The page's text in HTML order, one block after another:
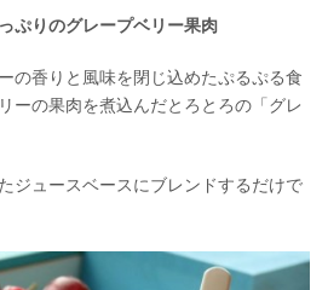
ぷりのグレープベリー果肉
の香りと風味を閉じ込めたぷるぷる食
ーの果肉を煮込んだとろとろの「グレ
ジュースベースにブレンドするだけで